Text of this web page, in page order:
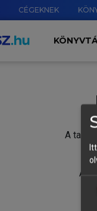
CÉGEKNEK
A
A